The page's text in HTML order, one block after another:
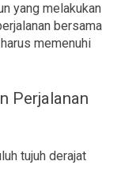
yang melakukan
bersama
memenuhi
Perjalanan
tujuh derajat